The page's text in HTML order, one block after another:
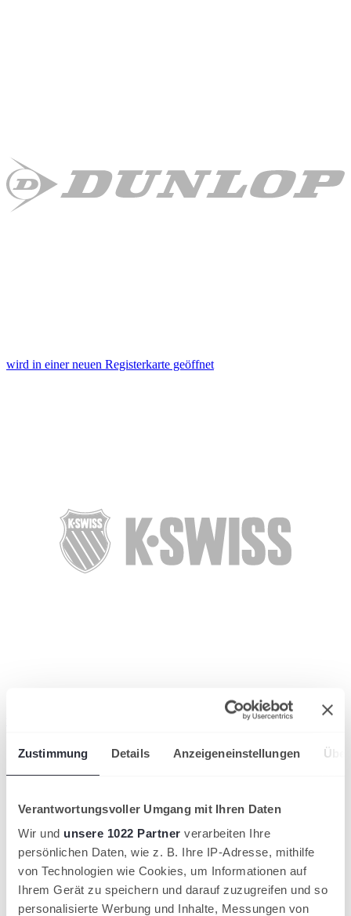
Zustimmung Details Anzeigeneinstellungen
Verantwortungsvoller Umgang mit Ihren Daten
Wir und unsere 1022 Partner verarbeiten Ihre
persönlichen Daten, wie z. B. Ihre IP-Adresse, mithilfe
von Technologien wie Cookies, um Informationen auf
Ihrem Gerät zu speichern und darauf zuzugreifen und so
personalisierte Werbung und Inhalte, Messungen von
wird in einer neuen Registerkarte geöffnet